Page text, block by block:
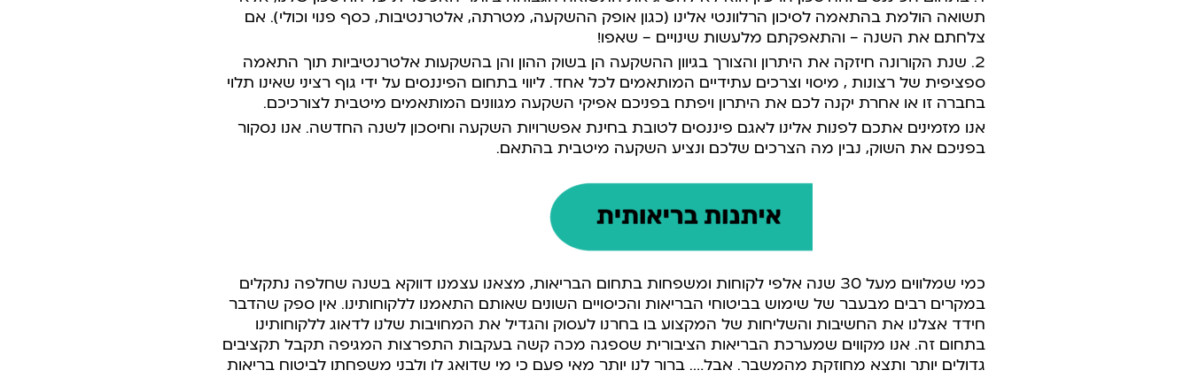
תשואה הולמת בהתאמה לסיכון
הרלוונטי אלינו (כגון אופק ההשקעה, מטרתה, אלטרנטיבות, כסף פנוי וכולי). אם
צלחתם את השנה – והתאפקתם מלעשות שינויים – שאפו!
2. שנת הקורונה חיזקה את
היתרון והצורך בגיוון ההשקעה הן בשוק ההון והן בהשקעות אלטרנטיביות תוך התאמה
ספציפית של רצונות , מיסוי וצרכים עתידיים המותאמים לכל אחד. ליווי בתחום הפיננסים על ידי גוף רציני שאינו תלוי
בחברה זו או אחרת יקנה לכם את היתרון ויפתח בפניכם אפיקי השקעה מגוונים המותאמים מיטבית לצורכיכם.
אנו מזמינים אתכם לפנות אלינו לאגם פיננסים לטובת בחינת אפשרויות השקעה וחיסכון לשנה החדשה. אנו נסקור
בפניכם את השוק, נבין מה הצרכים שלכם ונציע השקעה מיטבית בהתאם.
כמי שמלווים מעל 30 שנה אלפי לקוחות ומשפחות בתחום הבריאות, מצאנו עצמנו דווקא בשנה שחלפה נתקלים
במקרים רבים מבעבר של שימוש בביטוחי הבריאות והכיסויים השונים שאותם התאמנו ללקוחותינו. אין ספק שהדבר
חידד אצלנו את החשיבות והשליחות של המקצוע בו בחרנו לעסוק והגדיל את המחויבות שלנו לדאוג ללקוחותינו
בתחום זה. אנו מקווים שמערכת הבריאות הציבורית שספגה מכה קשה בעקבות התפרצות המגיפה תקבל תקציבים
גדולים יותר ותצא מחוזקת מהמשבר. אבל…. ברור לנו יותר מאי פעם כי מי שדואג לו ולבני משפחתו לביטוח בריאות